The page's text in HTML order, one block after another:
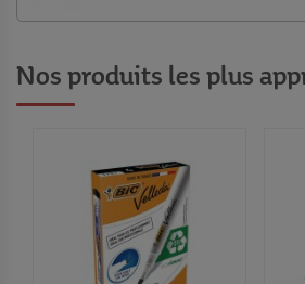
Nos produits les plus